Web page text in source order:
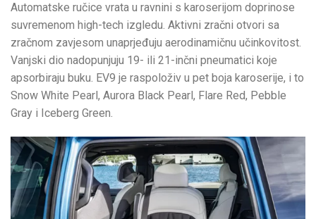
Automatske ručice vrata u ravnini s karoserijom doprinose
suvremenom high-tech izgledu. Aktivni zračni otvori sa
zračnom zavjesom unaprjeđuju aerodinamičnu učinkovitost.
Vanjski dio nadopunjuju 19- ili 21-inčni pneumatici koje
apsorbiraju buku. EV9 je raspoloživ u pet boja karoserije, i to
Snow White Pearl, Aurora Black Pearl, Flare Red, Pebble
Gray i Iceberg Green.